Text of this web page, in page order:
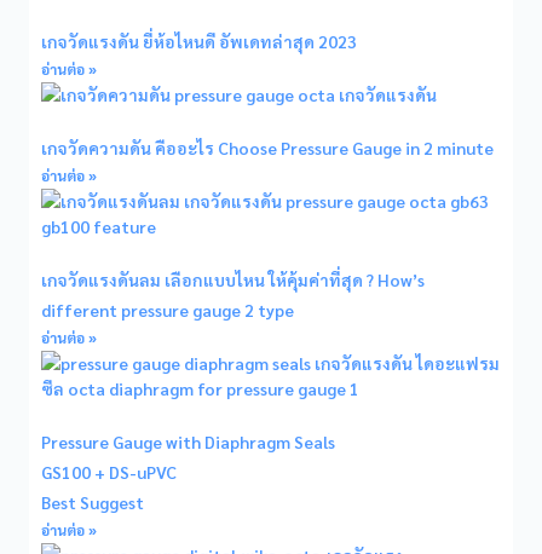
เกจวัดแรงดัน ยี่ห้อไหนดี อัพเดทล่าสุด 2023
อ่านต่อ »
เกจวัดความดัน คืออะไร Choose Pressure Gauge in 2 minute
อ่านต่อ »
เกจวัดแรงดันลม เลือกแบบไหน ให้คุ้มค่าที่สุด ? How’s
different pressure gauge 2 type
อ่านต่อ »
Pressure Gauge with Diaphragm Seals
GS100 + DS-uPVC
Best Suggest
อ่านต่อ »